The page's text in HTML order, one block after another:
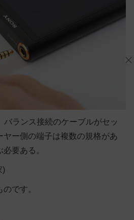
バランス接続のケーブルがセッ
ヤー側の端子は複数の規格があ
要ある。
)
です。